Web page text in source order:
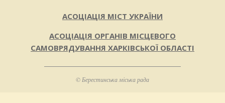
АСОЦІАЦІЯ МІСТ УКРАЇНИ
АСОЦІАЦІЯ ОРГАНІВ МІСЦЕВОГО
САМОВРЯДУВАННЯ ХАРКІВСЬКОЇ ОБЛАСТІ
© Берестинська міська рада